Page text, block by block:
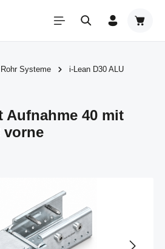
Rohr Systeme
i-Lean D30 ALU
Aufnahme 40 mit
vorne